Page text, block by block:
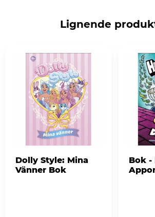
Lignende
Dolly Style: Mina
Vänner Bok
Bok -